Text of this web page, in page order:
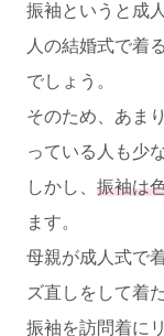
振袖というと成
人の結婚式で着
でしょう。
そのため、あま
っている人も少
しかし、 振袖は
ます。
母親が成人式で
ズ直しをして着た
振袖を訪問着に